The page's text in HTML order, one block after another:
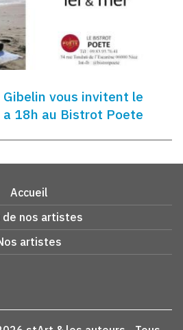
vous invitent le
18h au Bistrot Poete
Accueil
de nos artistes
artistes